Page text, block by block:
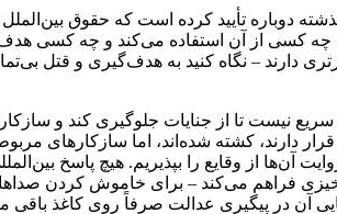
گرفتن تمام این موارد، ۱۸ ماه گذشته دوباره تأیید
چه کسی از آن استفاده می‌کند و چه کسی
دارند – نگاه کنید به هدف‌گیری و قتل
سریع نیست تا از جنایات جلوگیری کند و
دارند، کشته شده‌اند، اما سازکارهای
آن‌ها از وقایع را بپذیریم. هیچ پاسخ
فراهم می‌کند – برای خاموش کردن
آن در پیگیری عدالت صرفاً روی کاغذ باقی